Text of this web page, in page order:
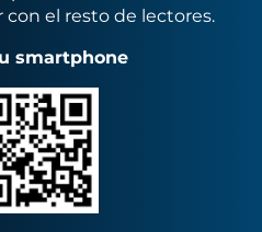
el resto de lectores.
smartphone